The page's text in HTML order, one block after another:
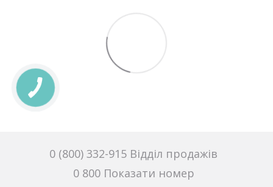
0 (800) 332-915 Відділ продажів
0 800 Показати номер